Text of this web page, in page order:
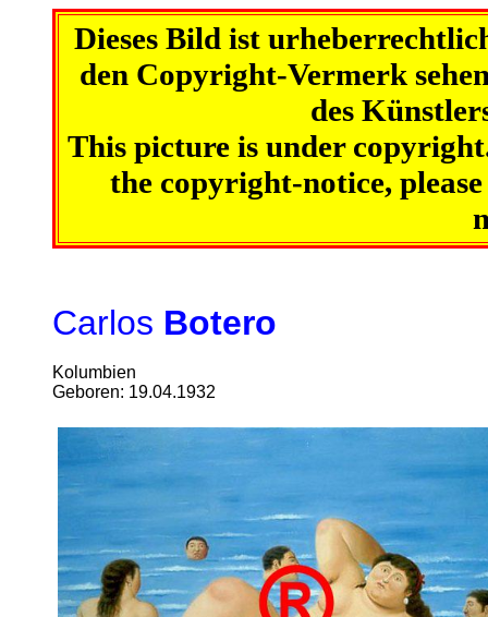
Dieses Bild ist
den Copyright-Vermerk
des
This picture is under
the copyright-notice,
Carlos Botero
Kolumbien
Geboren: 19.04.1932